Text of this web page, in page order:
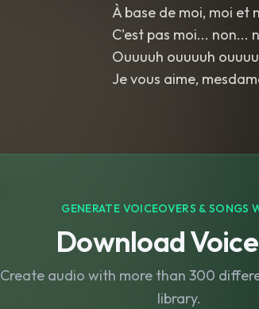
À base de moi, moi et
C'est pas moi... non...
Ouuuuh ouuuuh
GENERATE VOICEOVERS & SONGS
Download
Create audio with more than 300
library.